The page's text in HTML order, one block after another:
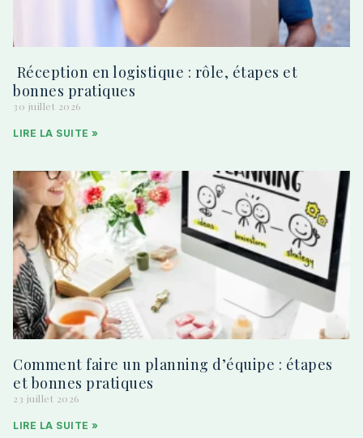
Réception en logistique : rôle, étapes et
bonnes pratiques
30 juillet 2026
LIRE LA SUITE »
Comment faire un planning d’équipe : étapes
et bonnes pratiques
23 juillet 2026
LIRE LA SUITE »